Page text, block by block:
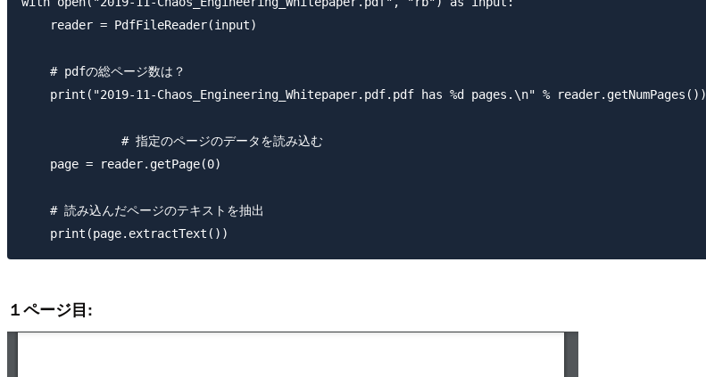
    reader = PdfFileReader(input)
    # pdfの総ページ数は？
    print("2019-11-Chaos_Engineering_Whitepaper.pdf.pdf has %d pages.\n" % reader.getNumPages())
# 指定のページのデータを読み込む
    page = reader.getPage(0)
    # 読み込んだページのテキストを抽出
１ページ目: